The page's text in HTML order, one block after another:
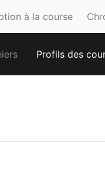
à la course
Profils des